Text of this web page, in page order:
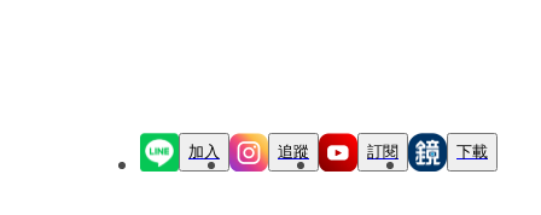
加入 追蹤 訂閱 下載